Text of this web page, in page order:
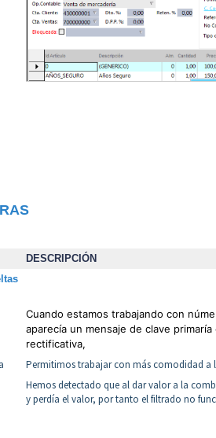
DESCRIPCIÓN
Cuando estamos trabajando con
aparecía un mensaje de clave
rectificativa,
Permitimos trabajar con más comodidad a
Hemos detectado que al dar valor a la
y perdía el valor, por tanto el filtrado no